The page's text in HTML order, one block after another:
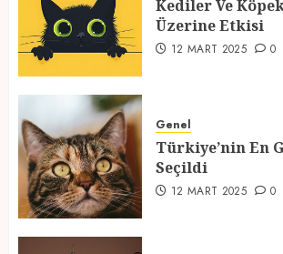
2
12 MART 2025 0
3
Seçildi
12 MART 2025 0
Kediler Ve
Üzerine Etkisi
12 MART 2025 0
Genel
Türkiye’nin En
Seçildi
12 MART 2025 0